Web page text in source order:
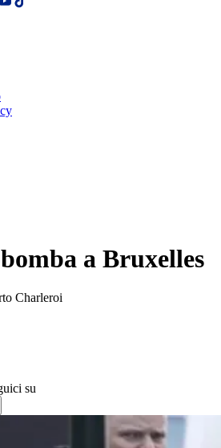
a Bruxelles
Charleroi
su